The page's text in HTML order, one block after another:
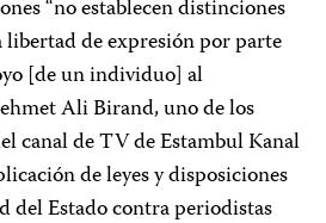
“no establecen distinciones
de expresión por parte
[de un individuo] al
Ali Birand, uno de los
canal de TV de Estambul Kanal
de leyes y disposiciones
del Estado contra periodistas